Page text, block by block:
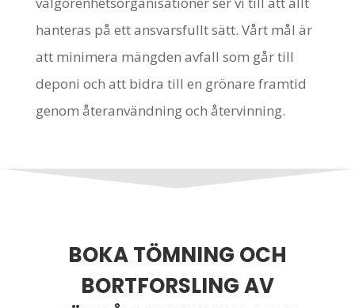
hanteras på ett ansvarsfullt sätt. Vårt mål är
att minimera mängden avfall som går till
deponi och att bidra till en grönare framtid
genom återanvändning och återvinning.
BOKA TÖMNING OCH
BORTFORSLING AV